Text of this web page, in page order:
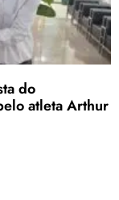
do
atleta Arthur